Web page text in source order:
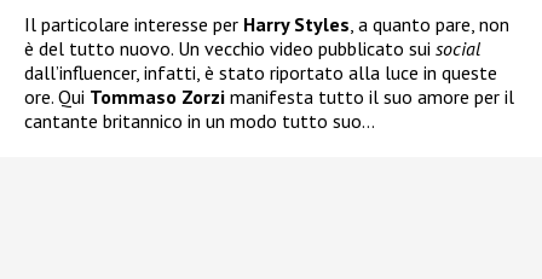
Il particolare interesse per Harry Styles, a quanto pare, non
è del tutto nuovo. Un vecchio video pubblicato sui social
dall’influencer, infatti, è stato riportato alla luce in queste
ore. Qui Tommaso Zorzi manifesta tutto il suo amore per il
cantante britannico in un modo tutto suo…